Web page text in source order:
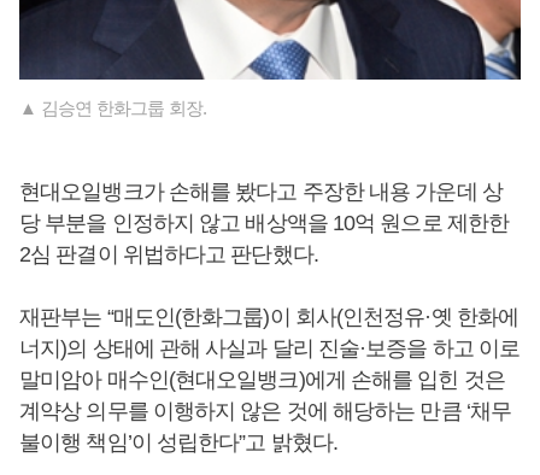
▲ 김승연 한화그룹 회장.
현대오일뱅크가 손해를 봤다고 주장한 내용 가운데 상
당 부분을 인정하지 않고 배상액을 10억 원으로 제한한
2심 판결이 위법하다고 판단했다.
재판부는 “매도인(한화그룹)이 회사(인천정유·옛 한화에
너지)의 상태에 관해 사실과 달리 진술·보증을 하고 이로
말미암아 매수인(현대오일뱅크)에게 손해를 입힌 것은
계약상 의무를 이행하지 않은 것에 해당하는 만큼 ‘채무
불이행 책임’이 성립한다”고 밝혔다.